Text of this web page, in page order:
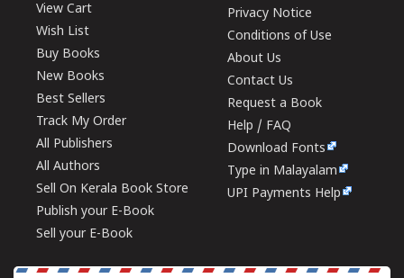
View Cart
Wish List
Buy Books
New Books
Best Sellers
Track My Order
All Publishers
All Authors
Sell On Kerala Book Store
Publish your E-Book
Sell your E-Book
Privacy Notice
Conditions of Use
About Us
Contact Us
Request a Book
Help / FAQ
Download Fonts
Type in Malayalam
UPI Payments Help